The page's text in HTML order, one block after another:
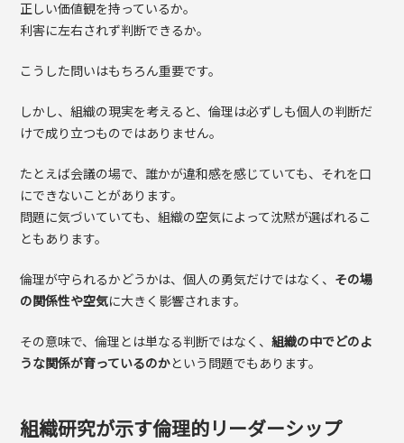
正しい価値観を持っているか。
利害に左右されず判断できるか。
こうした問いはもちろん重要です。
しかし、組織の現実を考えると、倫理は必ずしも個人の判断だ
けで成り立つものではありません。
たとえば会議の場で、誰かが違和感を感じていても、それを口
にできないことがあります。
問題に気づいていても、組織の空気によって沈黙が選ばれるこ
ともあります。
倫理が守られるかどうかは、個人の勇気だけではなく、 その場
の関係性や空気に大きく影響されます。
その意味で、倫理とは単なる判断ではなく、組織の中でどのよ
うな関係が育っているのかという問題でもあります。
組織研究が示す倫理的リーダーシップ